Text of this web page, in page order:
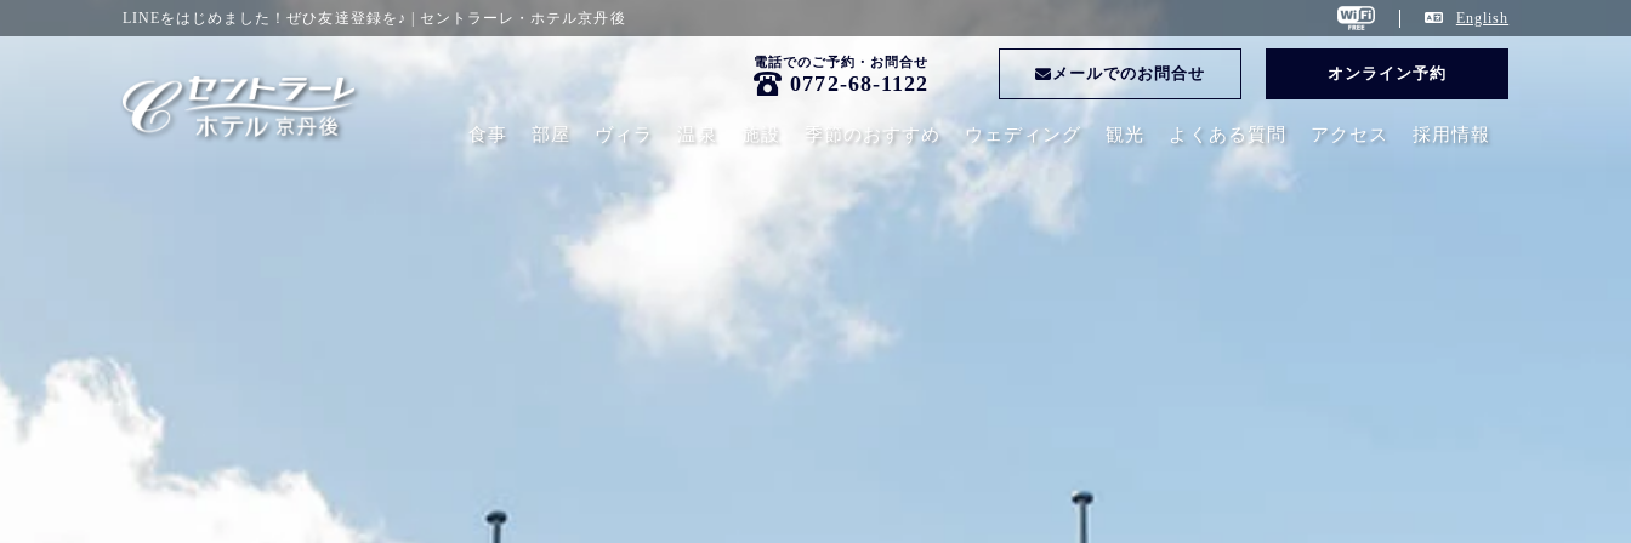
LINEをはじめました！ぜひ友達登録を♪ | セントラーレ・ホテル京丹後 English
電話でのご予約・お問合せ
0772-68-1122 メールでのお問合せ オンライン予約
食事 部屋 ヴィラ 温泉 施設 季節のおすすめ ウェディング 観光 よくある質問 アクセス 採用情報